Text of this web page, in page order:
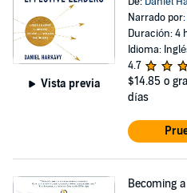
Vista previa
Narrado por:
Duración: 4
Idioma:
4.7
$14.85 o
días
Becoming